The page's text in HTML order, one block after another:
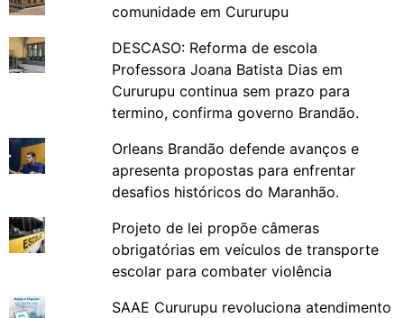
comunidade em Cururupu
DESCASO: Reforma de escola
Professora Joana Batista Dias em
Cururupu continua sem prazo para
termino, confirma governo Brandão.
Orleans Brandão defende avanços e
apresenta propostas para enfrentar
desafios históricos do Maranhão.
Projeto de lei propõe câmeras
obrigatórias em veículos de transporte
escolar para combater violência
SAAE Cururupu revoluciona atendimento